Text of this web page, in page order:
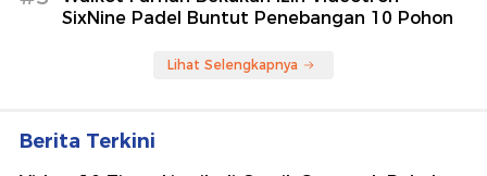
SixNine Padel Buntut Penebangan 10 Pohon
Lihat Selengkapnya
Berita Terkini